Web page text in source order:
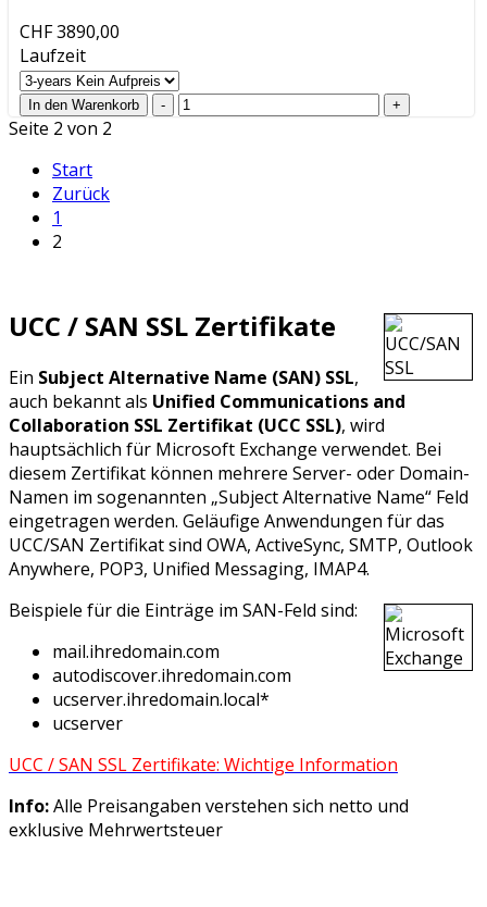
CHF 3890,00
Laufzeit
Seite 2 von 2
Start
Zurück
1
2
UCC / SAN SSL Zertifikate
Ein Subject Alternative Name (SAN) SSL,
auch bekannt als Unified Communications and
Collaboration SSL Zertifikat (UCC SSL), wird
hauptsächlich für Microsoft Exchange verwendet. Bei
diesem Zertifikat können mehrere Server- oder Domain-
Namen im sogenannten „Subject Alternative Name“ Feld
eingetragen werden. Geläufige Anwendungen für das
UCC/SAN Zertifikat sind OWA, ActiveSync, SMTP, Outlook
Anywhere, POP3, Unified Messaging, IMAP4.
Beispiele für die Einträge im SAN-Feld sind:
mail.ihredomain.com
autodiscover.ihredomain.com
ucserver.ihredomain.local*
ucserver
UCC / SAN SSL Zertifikate: Wichtige Information
Info:Alle Preisangaben verstehen sich netto und
exklusive Mehrwertsteuer